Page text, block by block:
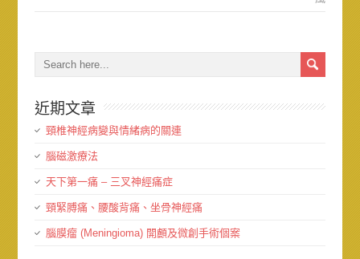
近期文章
頸椎神經病變與情緒病的關連
腦磁激療法
天下第一痛 – 三叉神經痛症
頸緊膊痛、腰酸背痛、坐骨神經痛
腦膜瘤 (Meningioma) 開顱及微創手術個案